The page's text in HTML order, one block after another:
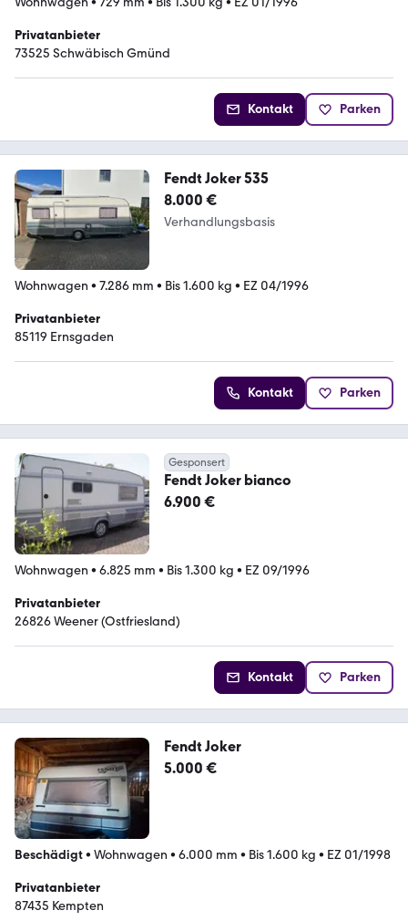
Privatanbieter
73525 Schwäbisch Gmünd
Kontakt Parken
Fendt Joker 535
8.000 €
Verhandlungsbasis
Wohnwagen • 7.286 mm • Bis 1.600 kg • EZ 04/1996
Privatanbieter
85119 Ernsgaden
Kontakt Parken
Gesponsert
Fendt Joker bianco
6.900 €
Wohnwagen • 6.825 mm • Bis 1.300 kg • EZ 09/1996
Privatanbieter
26826 Weener (Ostfriesland)
Kontakt Parken
Fendt Joker
5.000 €
Beschädigt• Wohnwagen • 6.000 mm • Bis 1.600 kg • EZ 01/1998
Privatanbieter
87435 Kempten